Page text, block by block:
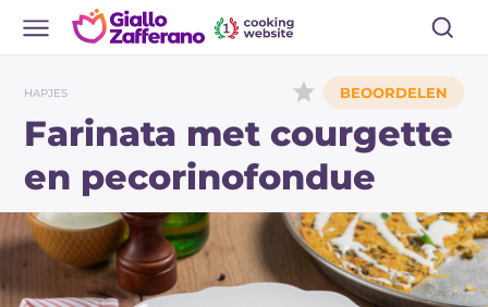
HAPJES
Farinata met courgette
en pecorinofondue